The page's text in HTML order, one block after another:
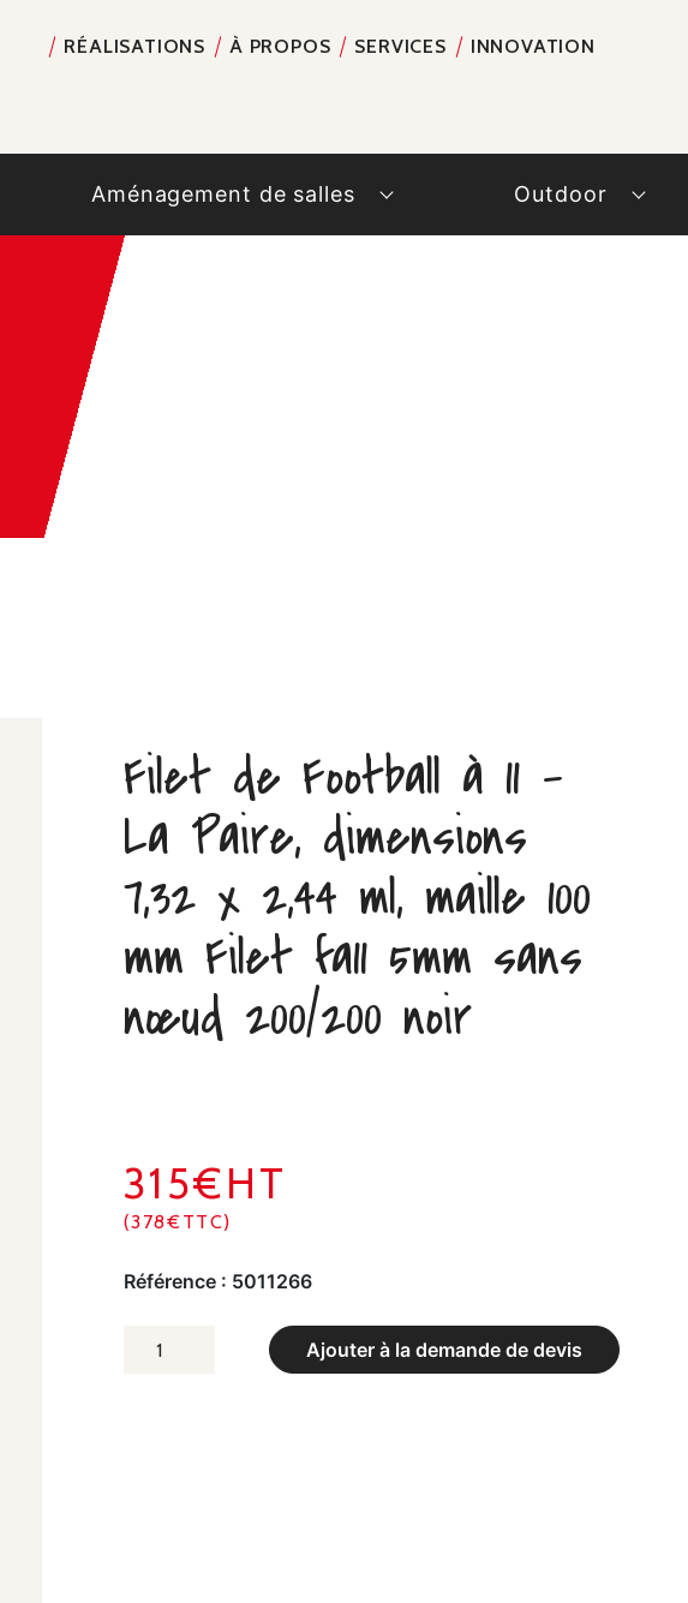
RÉALISATIONS À PROPOS SERVICES INNOVATION
Aménagement de salles Outdoor
Filet de Football à 11 –
La Paire, dimensions
7,32 x 2,44 ml, maille 100
mm Filet fa11 5mm sans
nœud 200/200 noir
315€HT
(378€TTC)
Référence : 5011266
Ajouter à la demande de devis
QUANTITÉ